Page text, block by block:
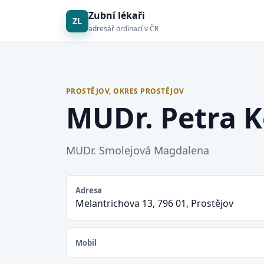
ZL Zubní lékaři
adresář ordinací v ČR
PROSTĚJOV, OKRES PROSTĚJOV
MUDr. Petra
MUDr. Smolejová Magdalena
Adresa
Melantrichova 13, 796 01, Prostějov
Mobil